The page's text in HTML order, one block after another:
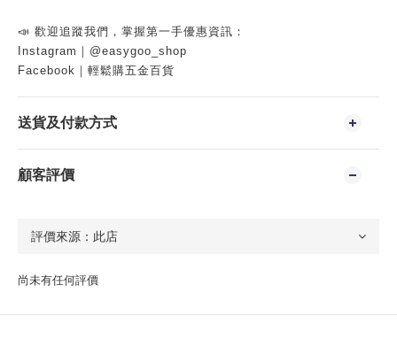
📣 歡迎追蹤我們，掌握第一手優惠資訊：
Instagram｜@easygoo_shop
Facebook｜輕鬆購五金百貨
送貨及付款方式
顧客評價
尚未有任何評價